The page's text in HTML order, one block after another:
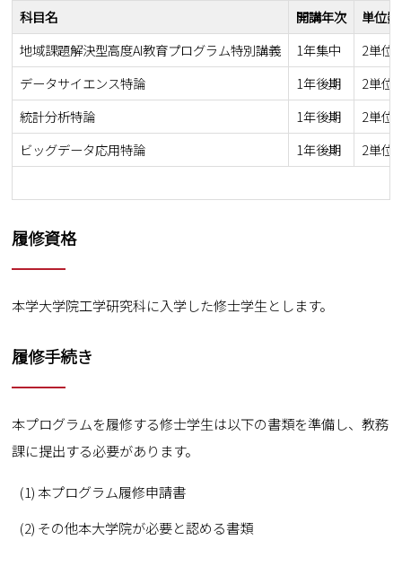
科目名 開講年次
単位数
地域課題解決型高度AI教育プログラム特別講義
1年集中
2単位
データサイエンス特論
1年後期
2単位
統計分析特論
1年後期
2単位
ビッグデータ応用特論
1年後期 2単位
履修資格
本学大学院工学研究科に入学した修士学生とします。
履修手続き
本プログラムを履修する修士学生は以下の書類を準備し、教務
課に提出する必要があります。
本プログラム履修申請書
その他本大学院が必要と認める書類